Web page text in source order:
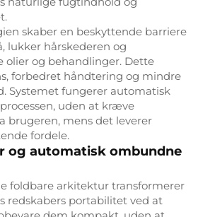
skaber en beskyttende barriere
lukker hårskederen og
olier og behandlinger. Dette
forbedret håndtering og mindre
Systemet fungerer automatisk
uden at kræve
brugeren, mens det leverer
fordele.
og automatisk ombundne
foldbare arkitektur transformerer
redskabers portabilitet ved at